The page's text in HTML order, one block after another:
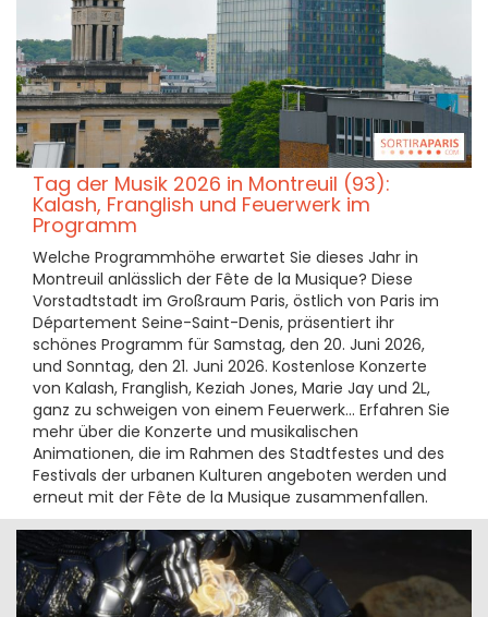
Tag der Musik 2026 in Montreuil (93):
Kalash, Franglish und Feuerwerk im
Programm
Welche Programmhöhe erwartet Sie dieses Jahr in
Montreuil anlässlich der Fête de la Musique? Diese
Vorstadtstadt im Großraum Paris, östlich von Paris im
Département Seine-Saint-Denis, präsentiert ihr
schönes Programm für Samstag, den 20. Juni 2026,
und Sonntag, den 21. Juni 2026. Kostenlose Konzerte
von Kalash, Franglish, Keziah Jones, Marie Jay und 2L,
ganz zu schweigen von einem Feuerwerk... Erfahren Sie
mehr über die Konzerte und musikalischen
Animationen, die im Rahmen des Stadtfestes und des
Festivals der urbanen Kulturen angeboten werden und
erneut mit der Fête de la Musique zusammenfallen.